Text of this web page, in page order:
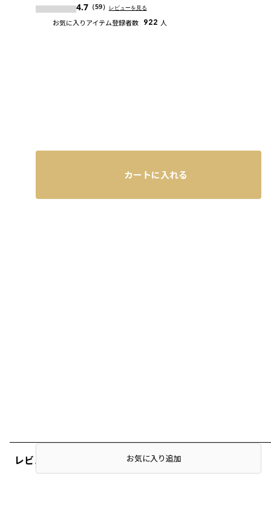
レビュー
4.7（59） レビューを見る
お気に入りアイテム登録者数 922 人
カートに入れる
お気に入り追加